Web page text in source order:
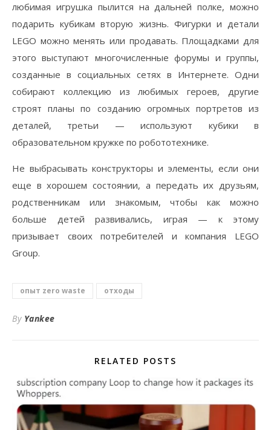
любимая игрушка пылится на дальней полке, можно
подарить кубикам вторую жизнь. Фигурки и детали
LEGO можно менять или продавать. Площадками для
этого выступают многочисленные форумы и группы,
созданные в социальных сетях в Интернете. Одни
собирают коллекцию из любимых героев, другие
строят планы по созданию огромных портретов из
деталей, третьи — используют кубики в
образовательном кружке по робототехнике.
Не выбрасывать конструкторы и элементы, если они
еще в хорошем состоянии, а передать их друзьям,
родственникам или знакомым, чтобы как можно
больше детей развивались, играя — к этому
призывает своих потребителей и компания LEGO
Group.
опыт zero waste отходы
By Yankee
RELATED POSTS